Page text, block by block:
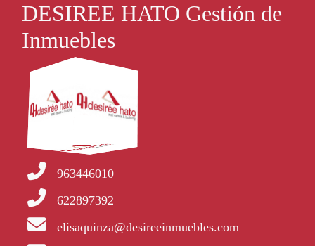
DESIREE HATO Gestión de
Inmuebles
963446010
622897392
elisaquinza@desireeinmuebles.com